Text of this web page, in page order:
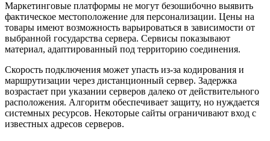
Маркетинговые платформы не могут безошибочно выявить
фактическое местоположение для персонализации. Цены на
товары имеют возможность варьироваться в зависимости от
выбранной государства сервера. Сервисы показывают
материал, адаптированный под территорию соединения.
Скорость подключения может упасть из-за кодирования и
маршрутизации через дистанционный сервер. Задержка
возрастает при указании серверов далеко от действительного
расположения. Алгоритм обеспечивает защиту, но нуждается
системных ресурсов. Некоторые сайты ограничивают вход с
известных адресов серверов.